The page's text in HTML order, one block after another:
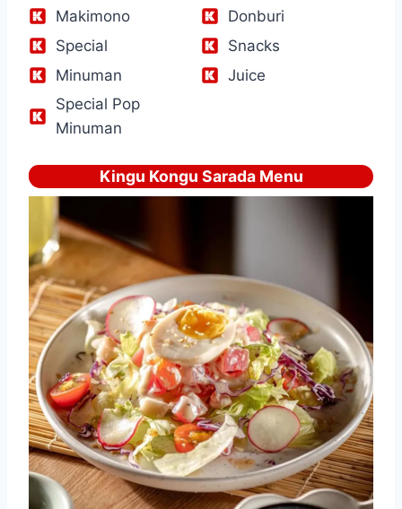
Makimono
Donburi
Special
Snacks
Minuman
Juice
Special Pop
Minuman
Kingu Kongu Sarada Menu